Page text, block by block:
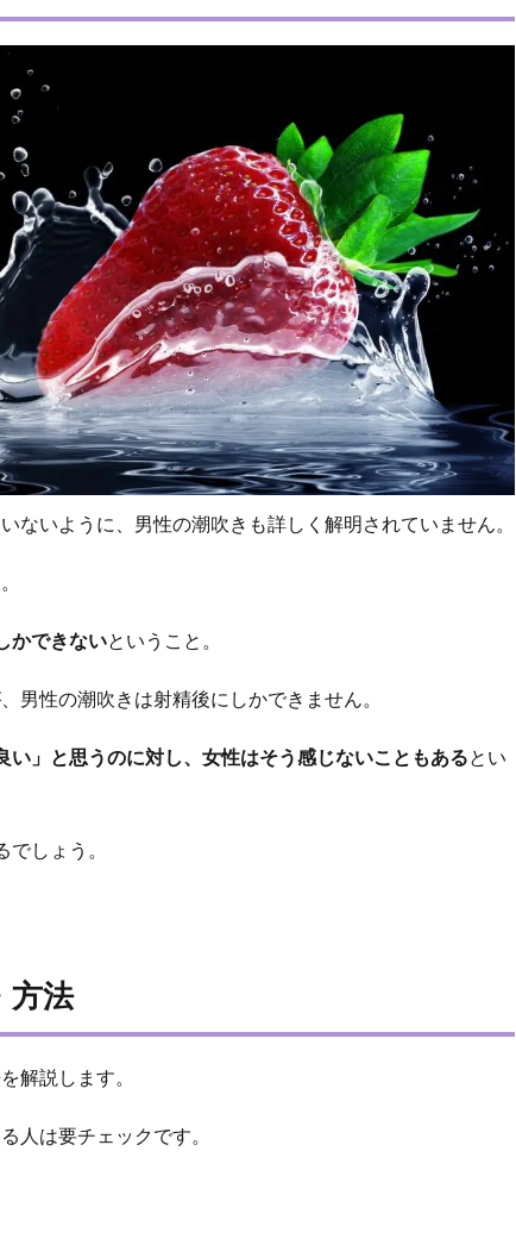
ないように、男性の潮吹きも詳しく解明されていません。
かできないということ。
男性の潮吹きは射精後にしかできません。
い」と思うのに対し、女性はそう感じないこともあるとい
しょう。
方法
解説します。
人は要チェックです。